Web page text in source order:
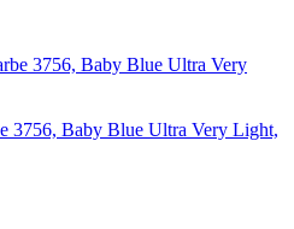
3756, Baby Blue Ultra Very Light,